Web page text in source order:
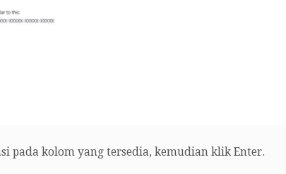
pada kolom yang tersedia, kemudian klik Enter.